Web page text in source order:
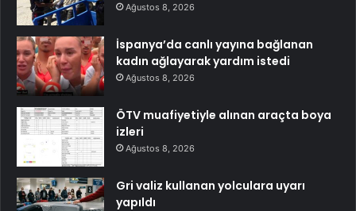
Ağustos 8, 2026
İspanya’da canlı yayına bağlanan
kadın ağlayarak yardım istedi
Ağustos 8, 2026
ÖTV muafiyetiyle alınan araçta boya
izleri
Ağustos 8, 2026
Gri valiz kullanan yolculara uyarı
yapıldı